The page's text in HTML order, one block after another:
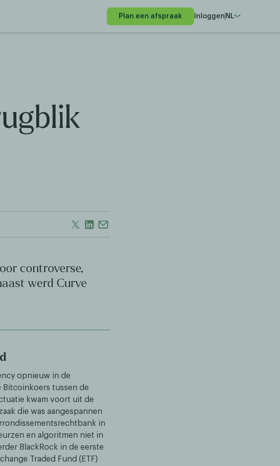
Plan een afspraak Inloggen NL
controverse,
werd Curve
opnieuw in de
tussen de
kwam voort uit de
die was aangespannen
in
en algoritmen niet in
BlackRock in de eerste
Traded Fund (ETF)